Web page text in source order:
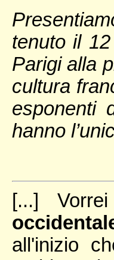
tenuto il
Parigi alla
cultura
esponenti
hanno
[...]
all'inizio